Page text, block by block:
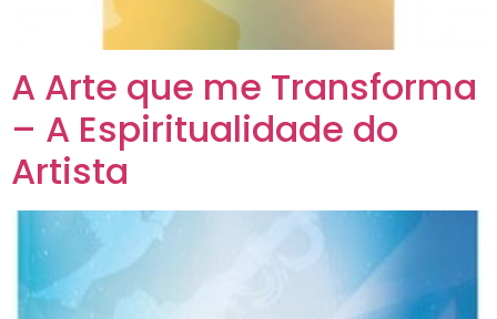
A Arte que me Transforma
– A Espiritualidade do
Artista